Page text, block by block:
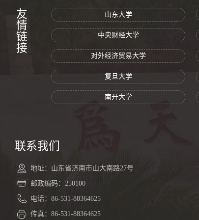
友情链接 山东大学
中央财经大学
对外经济贸易大学
复旦大学
南开大学
联系我们
地址：山东省济南市山大南路27号
邮政编码：250100
电话：86-531-88364625
传真：86-531-88364625